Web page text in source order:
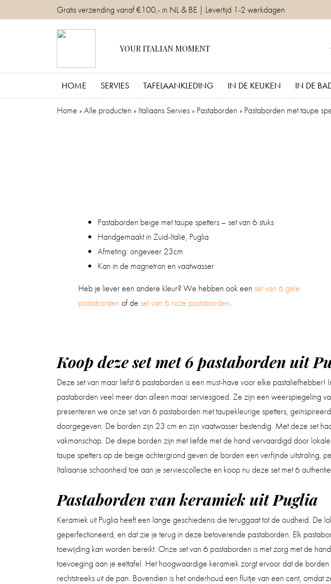
to
Gratis verzending vanaf €100,- in NL & BE | Levertijd 1-2 werkdagen
YOUR ITALIAN MOMENT
HOME SERVIES TAFELAANKLEDING IN DE KEUKEN IN DE
Home »Alle producten » Italiaans Servies » Pastaborden » Pastaborden met taupe
Pastaborden beige met taupe spetters – set van 6 stuks
Handgemaakt in Zuid-Italië, Puglia
Afmeting: ongeveer 23cm
Kan in de magnetron en vaatwasser
Heb je liever een andere kleur? We hebben ook een set van 6 gele
pastaborden of de set van 6 roze pastaborden.
Koop deze set met 6 pastaborden uit
Deze set van maar liefst 6 pastaborden is een must-have voor elke
pastaborden veel meer dan alleen maar serviesgoed. Ze zijn een weerspiegeling
presenteren we onze set van 6 pastaborden met taupekleurige spetters,
doorgegeven. De borden zijn 23 cm en zijn vaatwasser bestendig. Met deze set
vakmanschap. De diepe borden zijn met liefde met de hand vervaardigd door
taupe spetters op de beige achtergrond geven de borden een verfijnde uitstraling,
Italiaanse schoonheid toe aan je serviescollectie en koop nu deze set met 6
Pastaborden van keramiek uit Puglia
Keramiek uit Puglia heeft een lange geschiedenis die teruggaat tot de oudheid.
geperfectioneerd, en dat zie je terug in deze betoverende pastaborden. Elk
toewijding kan worden bereikt. Onze set van 6 pastaborden is met zorg met de
toevoeging aan je eettafel. Het hoogwaardige keramiek zorgt ervoor dat de
rechtstreeks uit de pan. Bovendien is het onderhoud een fluitje van een cent,